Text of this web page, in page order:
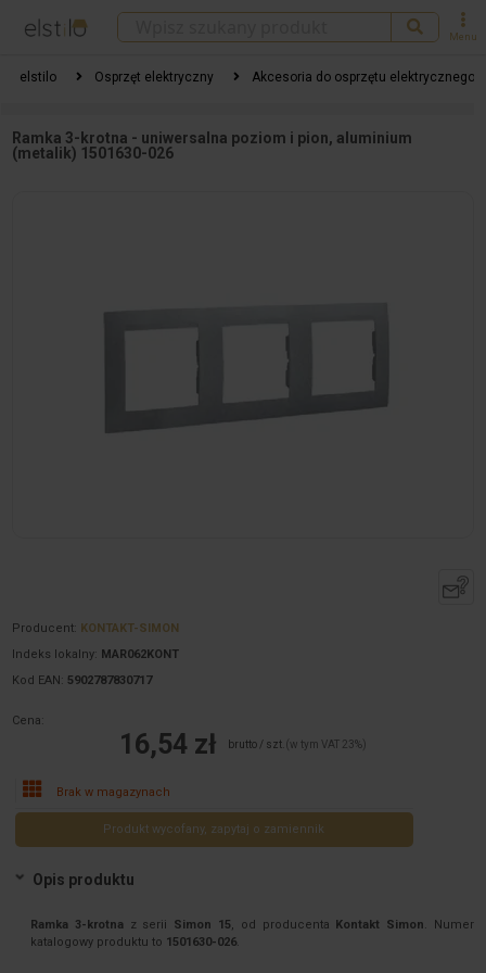
Menu
elstilo Osprzęt elektryczny Akcesoria do osprzętu elektrycznego
Ramka 3-krotna - uniwersalna poziom i pion, aluminium
(metalik) 1501630-026
Producent: KONTAKT-SIMON
Indeks lokalny: MAR062KONT
Kod EAN: 5902787830717
Cena:
16,54 zł brutto / szt. (w tym VAT 23%)
Brak w magazynach
Produkt wycofany, zapytaj o zamiennik
Opis produktu
Ramka 3-krotna z serii Simon 15, od producenta Kontakt Simon. Numer
katalogowy produktu to 1501630-026.